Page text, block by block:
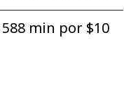
588 min por ⁦$10⁩